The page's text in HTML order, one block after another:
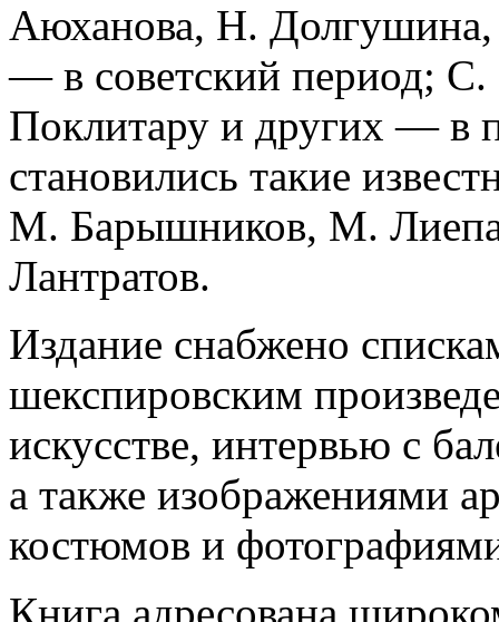
Аюханова, Н.
— в советский период;
Поклитару и других — в
становились такие
М. Барышников, М.
Лантратов.
Издание снабжено
шекспировским
искусстве, интервью с
а также изображениями
костюмов и